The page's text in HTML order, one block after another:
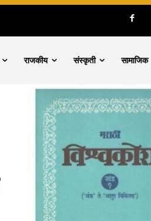
राजकीय संस्कृती सामाजिक